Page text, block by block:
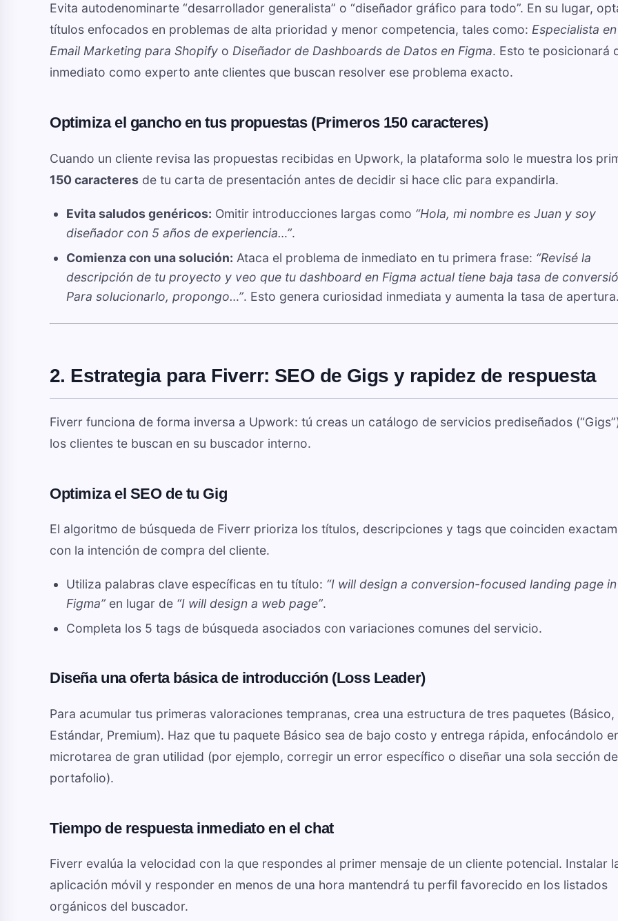
Evita autodenominarte “desarrollador generalista” o “diseñador gráfico para todo”. En su lugar,
títulos enfocados en problemas de alta prioridad y menor competencia, tales como: Especialista en
Email Marketing para Shopify o Diseñador de Dashboards de Datos en Figma. Esto te posicionará
inmediato como experto ante clientes que buscan resolver ese problema exacto.
Optimiza el gancho en tus propuestas (Primeros 150 caracteres)
Cuando un cliente revisa las propuestas recibidas en Upwork, la plataforma solo le muestra los
150 caracteres de tu carta de presentación antes de decidir si hace clic para expandirla.
Evita saludos genéricos: Omitir introducciones largas como “Hola, mi nombre es Juan y soy
diseñador con 5 años de experiencia…”.
Comienza con una solución: Ataca el problema de inmediato en tu primera frase: “Revisé la
descripción de tu proyecto y veo que tu dashboard en Figma actual tiene baja tasa de
Para solucionarlo, propongo…”. Esto genera curiosidad inmediata y aumenta la tasa de apertura.
2. Estrategia para Fiverr: SEO de Gigs y rapidez de respuesta
Fiverr funciona de forma inversa a Upwork: tú creas un catálogo de servicios prediseñados
los clientes te buscan en su buscador interno.
Optimiza el SEO de tu Gig
El algoritmo de búsqueda de Fiverr prioriza los títulos, descripciones y tags que coinciden
con la intención de compra del cliente.
Utiliza palabras clave específicas en tu título: “I will design a conversion-focused landing page in
Figma” en lugar de “I will design a web page”.
Completa los 5 tags de búsqueda asociados con variaciones comunes del servicio.
Diseña una oferta básica de introducción (Loss Leader)
Para acumular tus primeras valoraciones tempranas, crea una estructura de tres paquetes (Básico,
Estándar, Premium). Haz que tu paquete Básico sea de bajo costo y entrega rápida, enfocándolo
microtarea de gran utilidad (por ejemplo, corregir un error específico o diseñar una sola sección de
portafolio).
Tiempo de respuesta inmediato en el chat
Fiverr evalúa la velocidad con la que respondes al primer mensaje de un cliente potencial. Instalar
aplicación móvil y responder en menos de una hora mantendrá tu perfil favorecido en los listados
orgánicos del buscador.